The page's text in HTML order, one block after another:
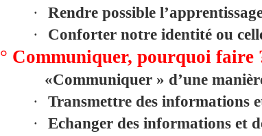
·
Rendre possible
·
Conforter notre identité ou
° Communiquer, pourquoi faire
«Communiquer » d’une manière
·
Transmettredes informations
·
Echangerdes informations et